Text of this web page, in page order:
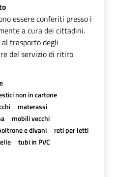
essere conferiti presso i
a cura dei cittadini.
trasporto degli
del servizio di ritiro
non in cartone
materassi
mobili vecchi
e divani
reti per letti
tubi in PVC